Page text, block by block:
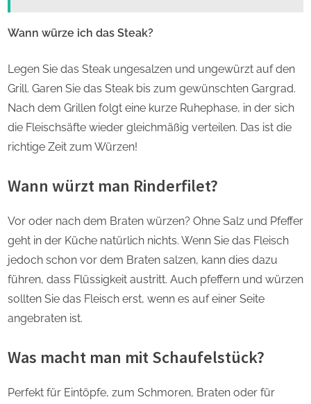
Wann würze ich das Steak?
Legen Sie das Steak ungesalzen und ungewürzt auf den
Grill. Garen Sie das Steak bis zum gewünschten Gargrad.
Nach dem Grillen folgt eine kurze Ruhephase, in der sich
die Fleischsäfte wieder gleichmäßig verteilen. Das ist die
richtige Zeit zum Würzen!
Wann würzt man Rinderfilet?
Vor oder nach dem Braten würzen? Ohne Salz und Pfeffer
geht in der Küche natürlich nichts. Wenn Sie das Fleisch
jedoch schon vor dem Braten salzen, kann dies dazu
führen, dass Flüssigkeit austritt. Auch pfeffern und würzen
sollten Sie das Fleisch erst, wenn es auf einer Seite
angebraten ist.
Was macht man mit Schaufelstück?
Perfekt für Eintöpfe, zum Schmoren, Braten oder für